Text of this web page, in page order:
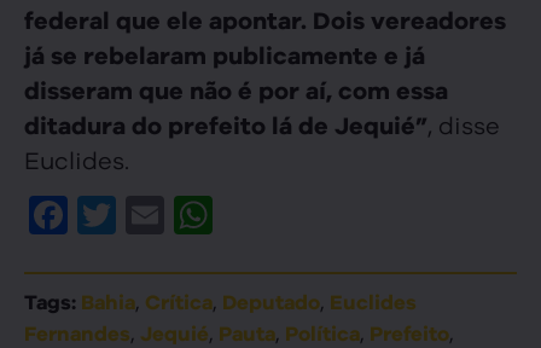
federal que ele apontar. Dois vereadores
já se rebelaram publicamente e já
disseram que não é por aí, com essa
ditadura do prefeito lá de Jequié”, disse
Euclides.
Facebook
Twitter
Email
Tags: Bahia, Crítica, Deputado, Euclides
Fernandes, Jequié, Pauta, Política, Prefeito,